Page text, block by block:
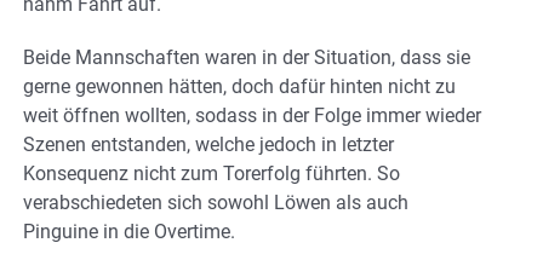
Beide Mannschaften waren in der Situation, dass sie
gerne gewonnen hätten, doch dafür hinten nicht zu
weit öffnen wollten, sodass in der Folge immer wieder
Szenen entstanden, welche jedoch in letzter
Konsequenz nicht zum Torerfolg führten. So
verabschiedeten sich sowohl Löwen als auch
Pinguine in die Overtime.